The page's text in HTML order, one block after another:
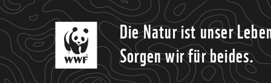
Die Natur ist unser
Sorgen wir für beides.